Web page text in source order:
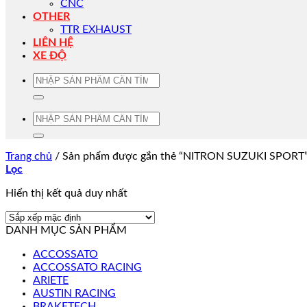
CNC
OTHER
TTR EXHAUST
LIÊN HỆ
XE ĐỘ
Tìm
Tìm
Trang chủ / Sản phẩm được gắn thẻ “NITRON SUZUKI
Lọc
Hiển thị kết quả duy nhất
DANH MỤC SẢN PHẨM
ACCOSSATO
ACCOSSATO RACING
ARIETE
AUSTIN RACING